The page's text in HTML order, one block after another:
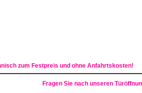
zum Festpreis und ohne Anfahrtskosten!
Fragen Sie nach unseren